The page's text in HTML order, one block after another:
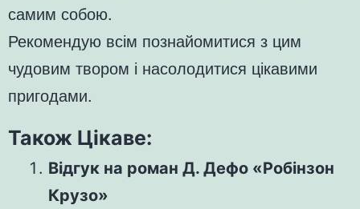
самим собою.
Рекомендую всім познайомитися з цим
чудовим твором і насолодитися цікавими
пригодами.
Також Цікаве:
Відгук на роман Д. Дефо «Робінзон
Крузо»